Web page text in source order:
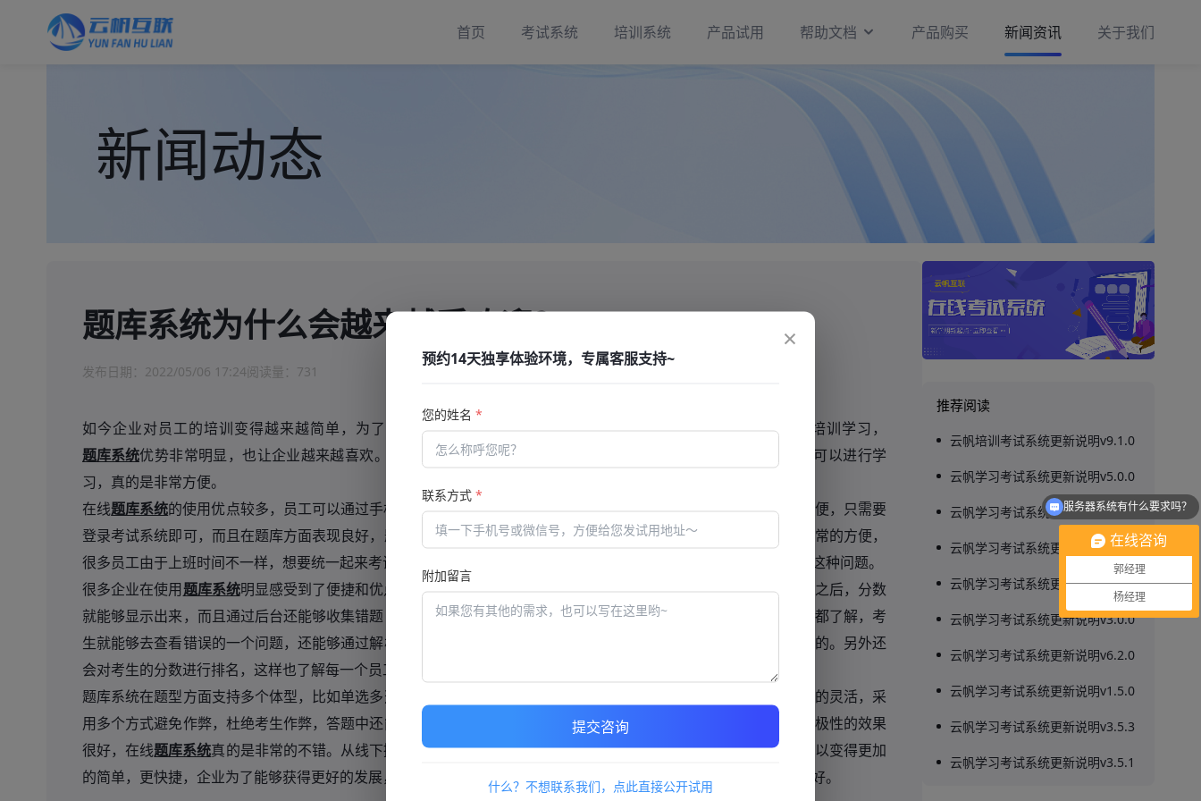
首页 考试系统 培训系统 产品试用 帮助文档 产品购买 新闻资讯 关于我们
新闻动态
题库系统为什么会越来越受欢迎？
发布日期： 2022/05/06 17:24阅读量： 731
如今企业对员工的培训变得越来越简单，为了满足不同时间段的员工的培训学习，会采用线上培训的方式进行培训学习，
题库系统优势非常明显，也让企业越来越喜欢。在线学习，不受场地限制也不受时间限制，员工还能通过这种系统可以进行学
习，真的是非常方便。
在线题库系统的使用优点较多，员工可以通过手机，也可以通过平板都能够进行培训进行，学习考试的时候也非常方便，只需要
登录考试系统即可，而且在题库方面表现良好，题型丰富，多种题库习题都可以选择。对员工的培训来说，真的是非常的方便，
很多员工由于上班时间不一样，想要统一起来考试也非常困难，而采用这种在线培训在线考试的方式，真的是解决了这种问题。
很多企业在使用题库系统明显感受到了便捷和优点，认为便利性很强，毕竟这种在线系统功能非常的全面，因为考试之后，分数
就能够显示出来，而且通过后台还能够收集错题，收藏错题，及时改错，及时讲解，哪些错题可避免，学生心中大概都了解，考
生就能够去查看错误的一个问题，还能够通过解析的方式了解到底是哪里错误了，这样对考生的学习也是非常有好处的。另外还
会对考生的分数进行排名，这样也了解每一个员工学习情况。
题库系统在题型方面支持多个体型，比如单选多选问答，甚至题型还不受限制，可以随时地去添加。考试方面也更加的灵活，采
用多个方式避免作弊，杜绝考生作弊，答题中还能够有多个模式进行选择，这样可以提升学员的学习积极性，提高积极性的效果
很好，在线题库系统真的是非常的不错。从线下挪到了线上，系统的应用真的很方便，很多企业在员工培训过程中可以变得更加
的简单，更快捷，企业为了能够获得更好的发展，对员工的培训还是非常重要的，而采用这样的培训方式，效果非常好。
推荐阅读
云帆培训考试系统更新说明v9.1.0
云帆学习考试系统更新说明v5.0.0
云帆学习考试系统更新说明v1.3.0
云帆学习考试系统更新说明v6.8.0
云帆学习考试系统更新说明v6.6.0
云帆学习考试系统更新说明v3.0.0
云帆学习考试系统更新说明v6.2.0
云帆学习考试系统更新说明v1.5.0
云帆学习考试系统更新说明v3.5.3
云帆学习考试系统更新说明v3.5.1
×
预约14天独享体验环境，专属客服支持~
您的姓名 *
联系方式 *
附加留言
提交咨询
什么？不想联系我们，点此直接公开试用
在线咨询
郭经理
杨经理
可以介绍下你们的产品么？
服务器系统有什么要求吗？